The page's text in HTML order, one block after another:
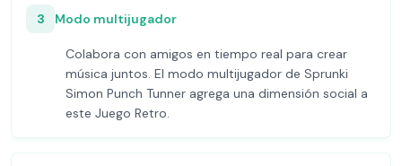
3 Modo multijugador
Colabora con amigos en tiempo real para crear
música juntos. El modo multijugador de Sprunki
Simon Punch Tunner agrega una dimensión social a
este Juego Retro.